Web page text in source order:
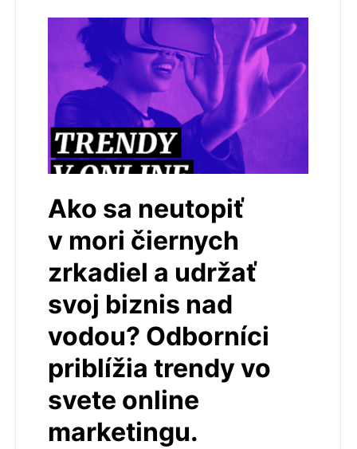
Ako sa neutopiť
v mori čiernych
zrkadiel a udržať
svoj biznis nad
vodou? Odborníci
priblížia trendy vo
svete online
marketingu.